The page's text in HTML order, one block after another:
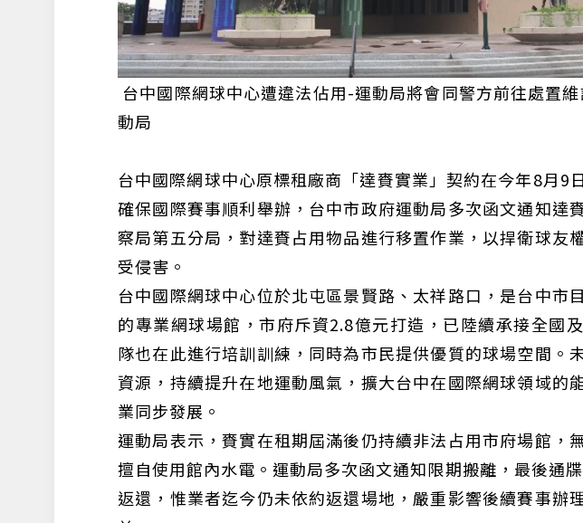
台中國際網球中心遭違法佔用-運動局將會同警方前往處置
動局
台中國際網球中心原標租廠商「達賚實業」契約在今年8月9
確保國際賽事順利舉辦，台中市政府運動局多次函文通知達
察局第五分局，對達賚占用物品進行移置作業，以捍衛球友
受侵害。
台中國際網球中心位於北屯區景賢路、太祥路口，是台中市
的專業網球場館，市府斥資2.8億元打造，已陸續承接全國
隊也在此進行培訓訓練，同時為市民提供優質的球場空間。
資源，持續提升在地運動風氣，擴大台中在國際網球領域的
業同步發展。
運動局表示，賚實在租期屆滿後仍持續非法占用市府場館，
擅自使用館內水電。運動局多次函文通知限期搬離，最後通
返還，惟業者迄今仍未依約返還場地，嚴重影響後續賽事辦